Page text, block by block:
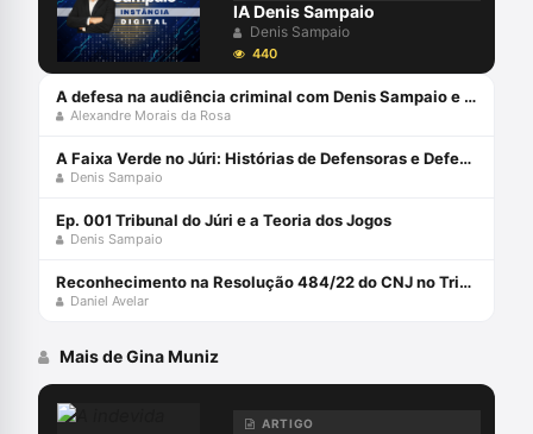
IA Denis Sampaio
Denis Sampaio
440
A defesa na audiência criminal com Denis Sampaio e Alexandre Morais da Rosa
Alexandre Morais da Rosa
A Faixa Verde no Júri: Histórias de Defensoras e Defensores Públicos (Volume 5) Capa comum 13 março 2024
Denis Sampaio
Ep. 001 Tribunal do Júri e a Teoria dos Jogos
Denis Sampaio
Reconhecimento na Resolução 484/22 do CNJ no Tribunal do Júri
Daniel Avelar
Mais de Gina Muniz
ARTIGO